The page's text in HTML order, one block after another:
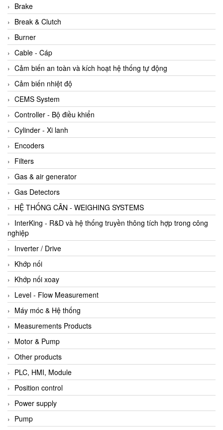
Brake
Break & Clutch
Burner
Cable - Cáp
Cảm biến an toàn và kích hoạt hệ thống tự động
Cảm biến nhiệt độ
CEMS System
Controller - Bộ điều khiển
Cylinder - Xi lanh
Encoders
Filters
Gas & air generator
Gas Detectors
HỆ THỐNG CÂN - WEIGHING SYSTEMS
InterKing - R&D và hệ thống truyền thông tích hợp trong công
nghiệp
Inverter / Drive
Khớp nối
Khớp nối xoay
Level - Flow Measurement
Máy móc & Hệ thống
Measurements Products
Motor & Pump
Other products
PLC, HMI, Module
Position control
Power supply
Pump